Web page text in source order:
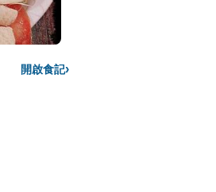
開啟食記›